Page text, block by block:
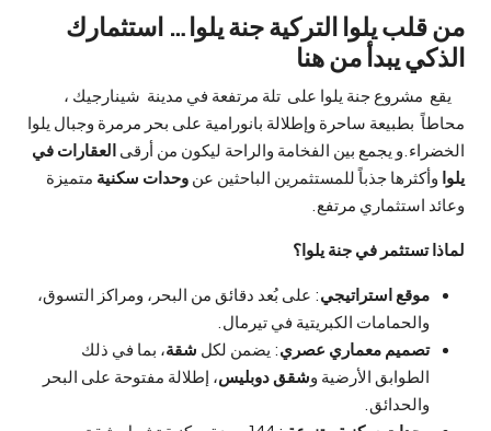
يلوا التركية جنة يلوا… استثمارك
يبدأ من هنا
جنة يلوا على تلة مرتفعة في مدينة شينارجيك ،
بطبيعة ساحرة وإطلالة بانورامية على بحر مرمرة وجبال يلوا
يجمع بين الفخامة والراحة ليكون من أرقى
العقارات في
جذباً للمستثمرين الباحثين عن
وحدات سكنية
متميزة
استثماري مرتفع.
تستثمر في جنة يلوا؟
موقع استراتيجي
: على بُعد دقائق من البحر، ومراكز التسوق،
والحمامات الكبريتية في تيرمال.
تصميم معماري عصري
شقة، بما في ذلك
الطوابق الأرضية وشقق دوبليس
، إطلالة مفتوحة على البحر
والحدائق.
وحدات سكنية متنوعة
: 144 وحدة سكنية تشمل شقق